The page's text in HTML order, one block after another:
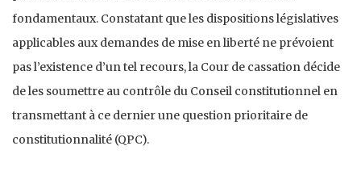
fondamentaux. Constatant que les dispositions législatives
applicables aux demandes de mise en liberté ne prévoient
pas l’existence d’un tel recours, la Cour de cassation décide
de les soumettre au contrôle du Conseil constitutionnel en
transmettant à ce dernier une question prioritaire de
constitutionnalité (QPC).